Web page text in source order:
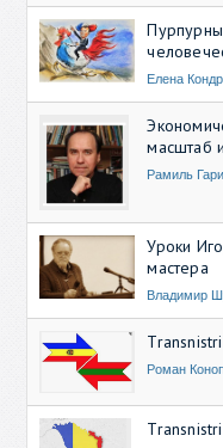
Елена
масштаб
Рамиль
Уроки
мастера
Владимир
Роман